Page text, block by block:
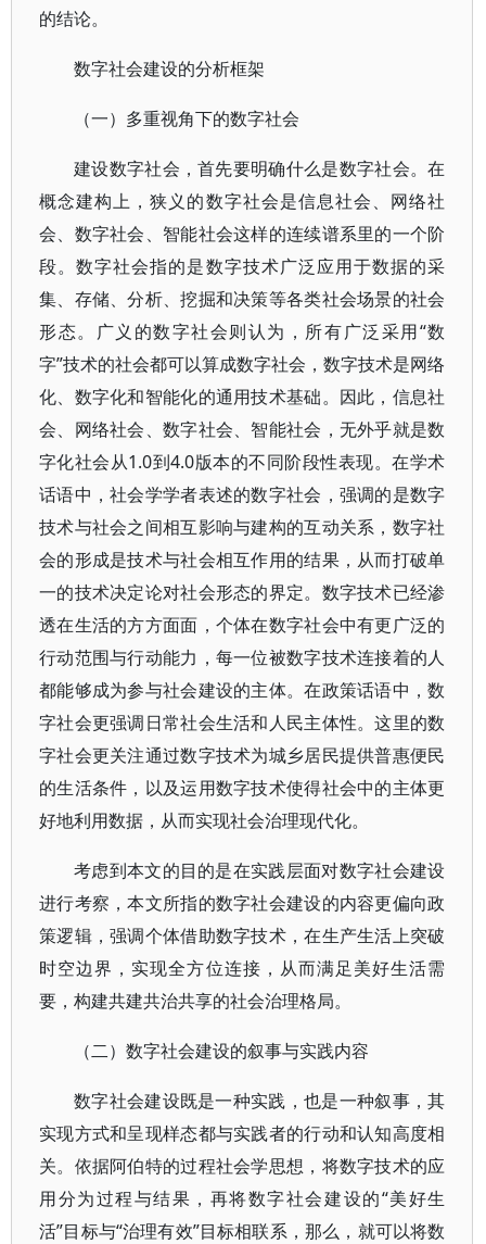
的结论。
数字社会建设的分析框架
（一）多重视角下的数字社会
建设数字社会，首先要明确什么是数字社会。在
概念建构上，狭义的数字社会是信息社会、网络社
会、数字社会、智能社会这样的连续谱系里的一个阶
段。数字社会指的是数字技术广泛应用于数据的采
集、存储、分析、挖掘和决策等各类社会场景的社会
形态。广义的数字社会则认为，所有广泛采用“数
字”技术的社会都可以算成数字社会，数字技术是网络
化、数字化和智能化的通用技术基础。因此，信息社
会、网络社会、数字社会、智能社会，无外乎就是数
字化社会从1.0到4.0版本的不同阶段性表现。在学术
话语中，社会学学者表述的数字社会，强调的是数字
技术与社会之间相互影响与建构的互动关系，数字社
会的形成是技术与社会相互作用的结果，从而打破单
一的技术决定论对社会形态的界定。数字技术已经渗
透在生活的方方面面，个体在数字社会中有更广泛的
行动范围与行动能力，每一位被数字技术连接着的人
都能够成为参与社会建设的主体。在政策话语中，数
字社会更强调日常社会生活和人民主体性。这里的数
字社会更关注通过数字技术为城乡居民提供普惠便民
的生活条件，以及运用数字技术使得社会中的主体更
好地利用数据，从而实现社会治理现代化。
考虑到本文的目的是在实践层面对数字社会建设
进行考察，本文所指的数字社会建设的内容更偏向政
策逻辑，强调个体借助数字技术，在生产生活上突破
时空边界，实现全方位连接，从而满足美好生活需
要，构建共建共治共享的社会治理格局。
（二）数字社会建设的叙事与实践内容
数字社会建设既是一种实践，也是一种叙事，其
实现方式和呈现样态都与实践者的行动和认知高度相
关。依据阿伯特的过程社会学思想，将数字技术的应
用分为过程与结果，再将数字社会建设的“美好生
活”目标与“治理有效”目标相联系，那么，就可以将数